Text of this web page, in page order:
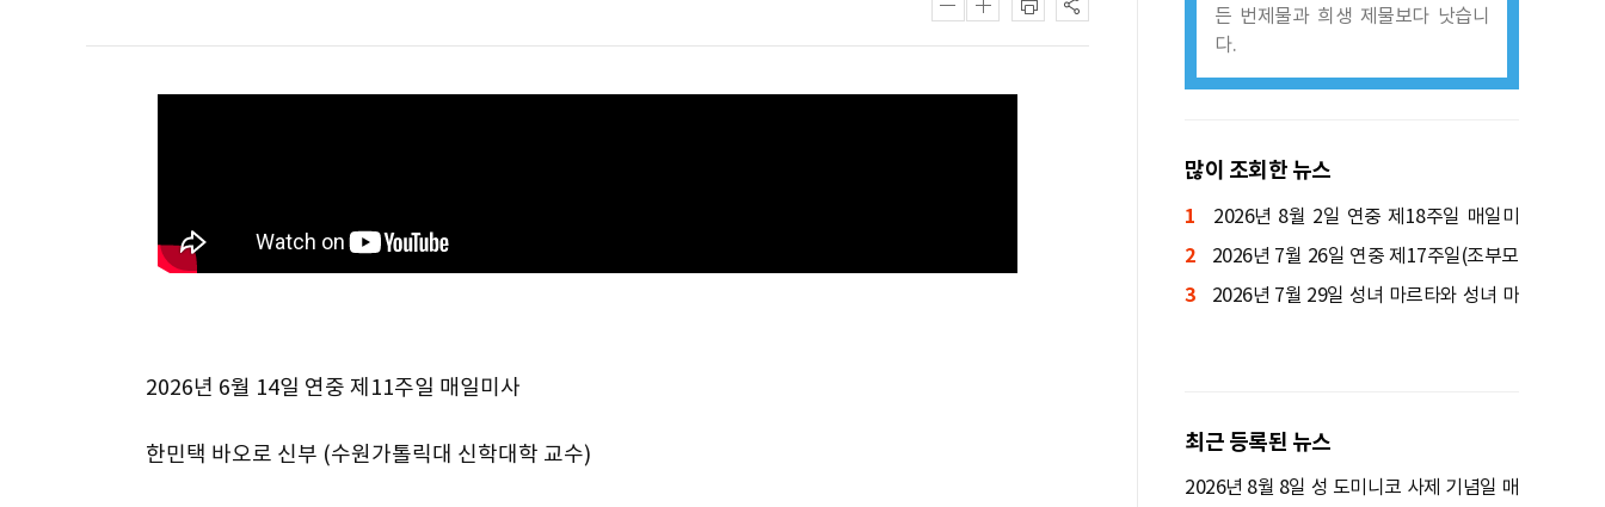
2026년 6월 14일 연중 제11주일 매일미사
한민택 바오로 신부 (수원가톨릭대 신학대학 교수)
든 번제물과 희생 제물보다 낫습니
다.
많이 조회한 뉴스
1
2026년 8월 2일 연중 제18주일 매일미
사ㅣ양정진 세례자 요한 신부 집전
2
2026년 7월 26일 연중 제17주일(조부모
와 노인의 날) 매일미사ㅣ박규식 암브로시
3
2026년 7월 29일 성녀 마르타와 성녀 마
최근 등록된 뉴스
2026년 8월 8일 성 도미니코 사제 기념일 매